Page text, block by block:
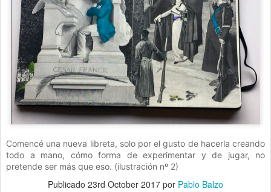
Comencé una nueva libreta, solo por el gusto de hacerla creando
todo a mano, cómo forma de experimentar y de jugar, no
pretende ser más que eso. (ilustración nº 2)
Publicado 23rd October 2017 por Pablo Balzo